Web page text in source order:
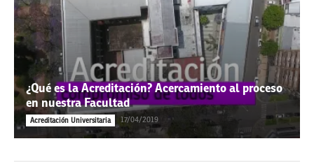
¿Qué es la Acreditación? Acercamiento al proceso
en nuestra Facultad
Acreditación Universitaria 17/04/2019